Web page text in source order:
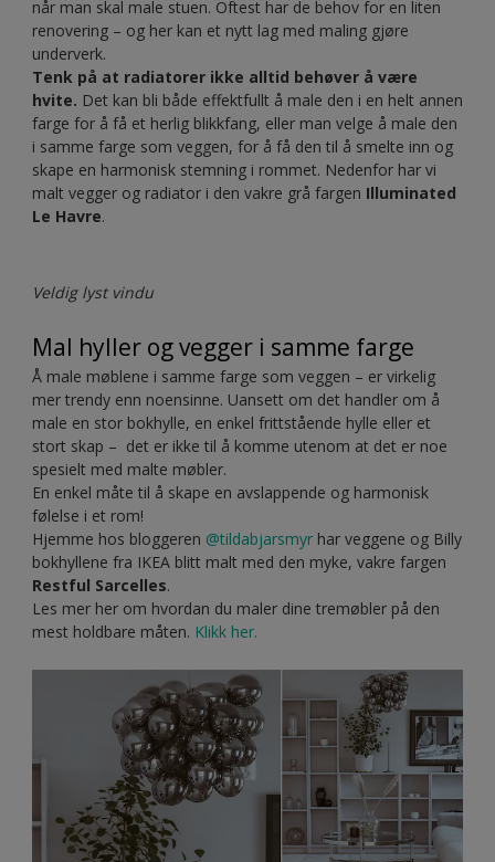
Stue
Fargelegg radiatoren
Å male radiatoren er kanskje ikke det morsomste arbeidet
underverk.
hvite.Det kan bli både effektfullt å male den i en helt annen
farge for å få et herlig blikkfang, eller man velge å male den
i samme farge som veggen, for å få den til å smelte inn og
skape en harmonisk stemning i rommet. Nedenfor har vi
malt vegger og radiator i den vakre grå fargenIlluminated
Le Havre